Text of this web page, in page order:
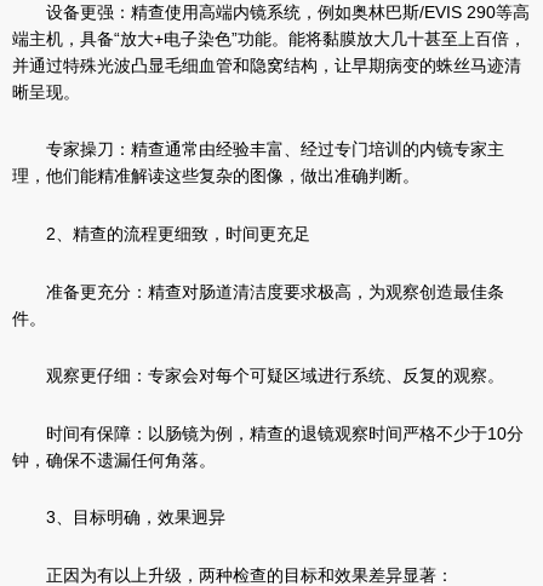
设备更强：精查使用高端内镜系统，例如奥林巴斯/EVIS 290等高
端主机，具备“放大+电子染色”功能。能将黏膜放大几十甚至上百倍，
并通过特殊光波凸显毛细血管和隐窝结构，让早期病变的蛛丝马迹清
晰呈现。
专家操刀：精查通常由经验丰富、经过专门培训的内镜专家主
理，他们能精准解读这些复杂的图像，做出准确判断。
2、精查的流程更细致，时间更充足
准备更充分：精查对肠道清洁度要求极高，为观察创造最佳条
件。
观察更仔细：专家会对每个可疑区域进行系统、反复的观察。
时间有保障：以肠镜为例，精查的退镜观察时间严格不少于10分
钟，确保不遗漏任何角落。
3、目标明确，效果迥异
正因为有以上升级，两种检查的目标和效果差异显著：